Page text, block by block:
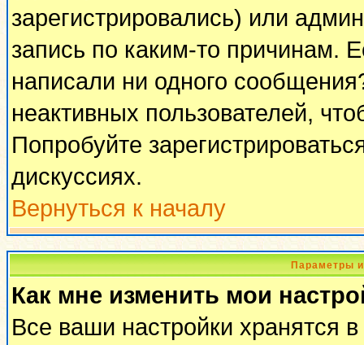
зарегистрировались) или
запись по каким-то причинам.
написали ни одного
неактивных пользователей,
Попробуйте
дискуссиях.
Вернуться к началу
Параметры
Как мне изменить мои
Все ваши настройки хранятся